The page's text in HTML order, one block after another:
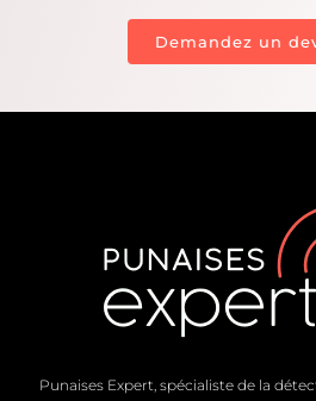
Demandez un
Punaises Expert, spécialiste de la